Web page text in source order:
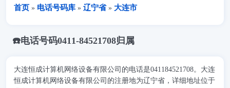
当前位置
首页 » 电话号码库 » 辽宁省 » 大连市
☎️电话号码0411-84521708归属
大连恒成计算机网络设备有限公司的电话是041184521708。大连
恒成计算机网络设备有限公司的注册地为辽宁省，详细地址位于